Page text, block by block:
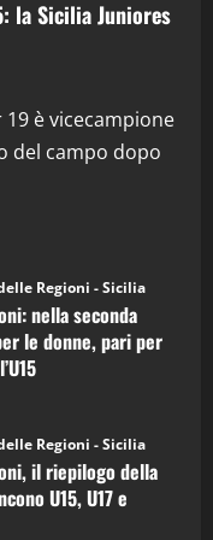
26^ Puntata
la Sicilia Juniores
è vicecampione
del campo dopo
Regioni - Sicilia
nella seconda
le donne, pari per
Regioni - Sicilia
il riepilogo della
U15, U17 e